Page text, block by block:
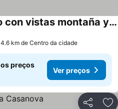
Precioso apartamento con vistas montaña y rio
km de Centro da cidade
preços
Ver preços
Partilhar